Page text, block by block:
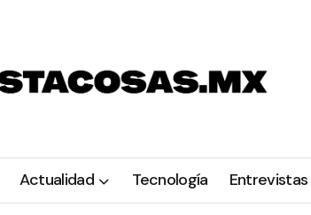
Actualidad Tecnología Entrevistas